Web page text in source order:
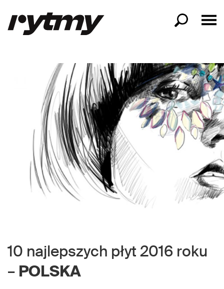
10 najlepszych płyt 2016 roku
– POLSKA